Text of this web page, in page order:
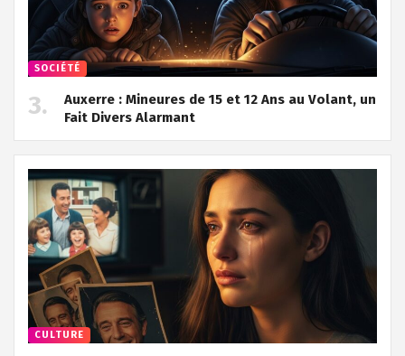
SOCIÉTÉ
Auxerre : Mineures de 15 et 12 Ans au Volant, un
Fait Divers Alarmant
CULTURE